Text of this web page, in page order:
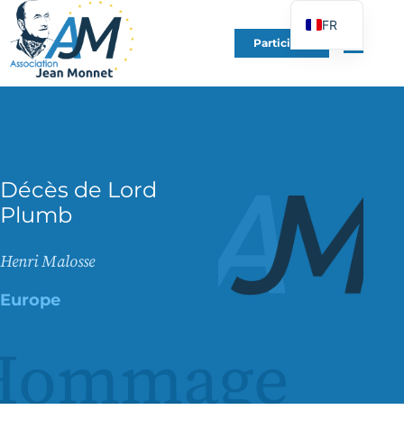
Participer
Décès de Lord
Plumb
Henri Malosse
Europe
FR
EN
DE
UK